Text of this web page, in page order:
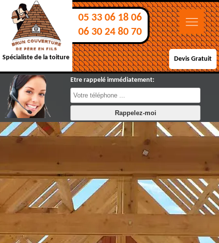
Spécialiste de la toiture
05 33 06 18 06
06 30 24 80 70
Devis Gratuit
Etre rappelé immédiatement: